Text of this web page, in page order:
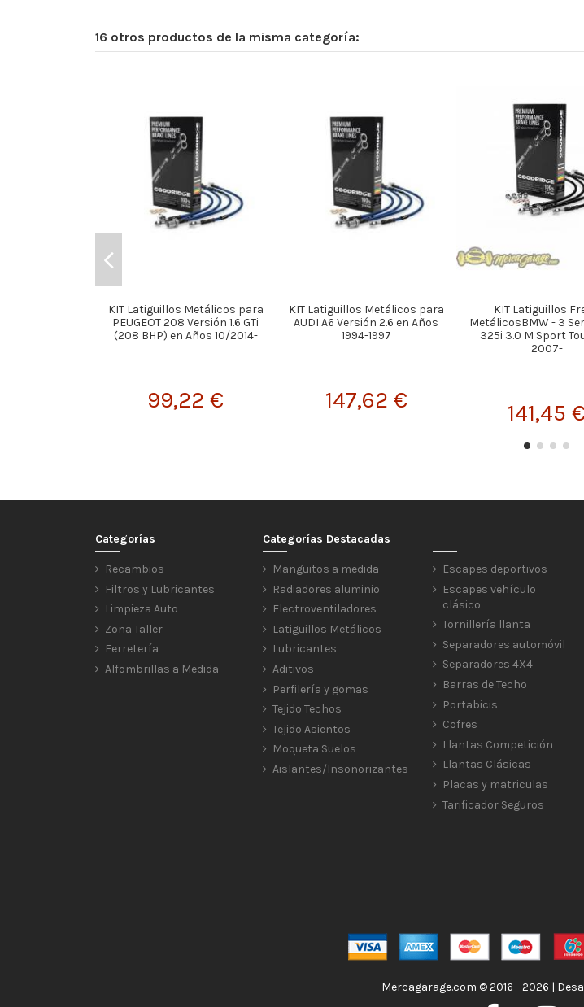
16 otros productos de la misma categoría:
KIT Latiguillos Metálicos para
PEUGEOT 208 Versión 1.6 GTi
(208 BHP) en Años 10/2014-
99,22 €
KIT Latiguillos Metálicos para
AUDI A6 Versión 2.6 en Años
1994-1997
147,62 €
KIT Latiguillos
MetálicosBMW - 3
325i 3.0 M Sport
2007-
141,45
Categorías
Recambios
Filtros y Lubricantes
Limpieza Auto
Zona Taller
Ferretería
Alfombrillas a Medida
Categorías Destacadas
Manguitos a medida
Radiadores aluminio
Electroventiladores
Latiguillos Metálicos
Lubricantes
Aditivos
Perfilería y gomas
Tejido Techos
Tejido Asientos
Moqueta Suelos
Aislantes/Insonorizantes
Escapes deportivos
Escapes vehículo
clásico
Tornillería llanta
Separadores automóvil
Separadores 4X4
Barras de Techo
Portabicis
Cofres
Llantas Competición
Llantas Clásicas
Placas y matriculas
Tarificador Seguros
Mercagarage.com © 2016 - 2026 |